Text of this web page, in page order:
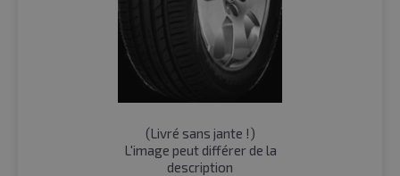
(Livré sans jante !)
L'image peut différer de la
description